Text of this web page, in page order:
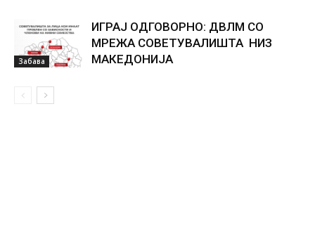
Забава
ИГРАЈ ОДГОВОРНО: ДВЛМ СО
МРЕЖА СОВЕТУВАЛИШТА НИЗ
МАКЕДОНИЈА